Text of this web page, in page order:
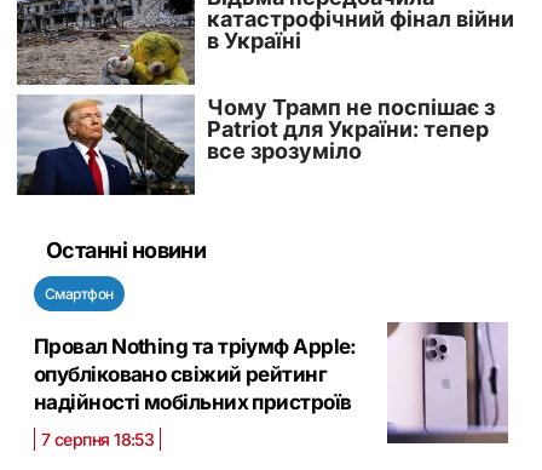
Останні новини
Смартфон
Провал Nothing та тріумф Apple:
опубліковано свіжий рейтинг
надійності мобільних пристроїв
7 серпня 18:53